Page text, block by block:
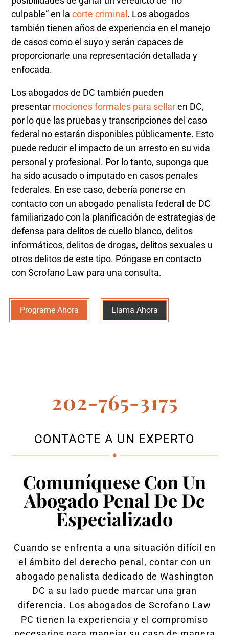
culpable” en la corte criminal . Los abogados
también tienen años de experiencia en el manejo
de casos como el suyo y serán capaces de
proporcionarle una representación detallada y
enfocada.
Los abogados de DC también pueden
presentar mociones formales para sellar en DC,
por lo que las pruebas y transcripciones del caso
federal no estarán disponibles públicamente. Esto
puede reducir el impacto de un arresto en su vida
personal y profesional. Por lo tanto, suponga que
ha sido acusado o imputado en casos penales
federales. En ese caso, debería ponerse en
contacto con un abogado penalista federal de DC
familiarizado con la planificación de estrategias de
defensa para delitos de cuello blanco, delitos
informáticos, delitos de drogas, delitos sexuales u
otros delitos de este tipo. Póngase en contacto
con Scrofano Law para una consulta.
Programe Ahora Llama Ahora
202-765-3175
CONTACTE A UN EXPERTO
Comuníquese Con Un
Abogado Penal De Dc
Especializado
Cuando se enfrenta a una situación difícil en
el ámbito del derecho penal, contar con un
abogado penalista dedicado de Washington
DC a su lado puede marcar una gran
diferencia. Los abogados de Scrofano Law
PC tienen la experiencia y el compromiso